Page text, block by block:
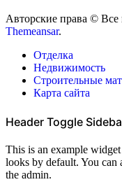
Авторские права ©
Themeansar.
Отделка
Недвижимость
Строительные
Карта сайта
Header Toggle
This is an example
looks by default. You can
the admin.